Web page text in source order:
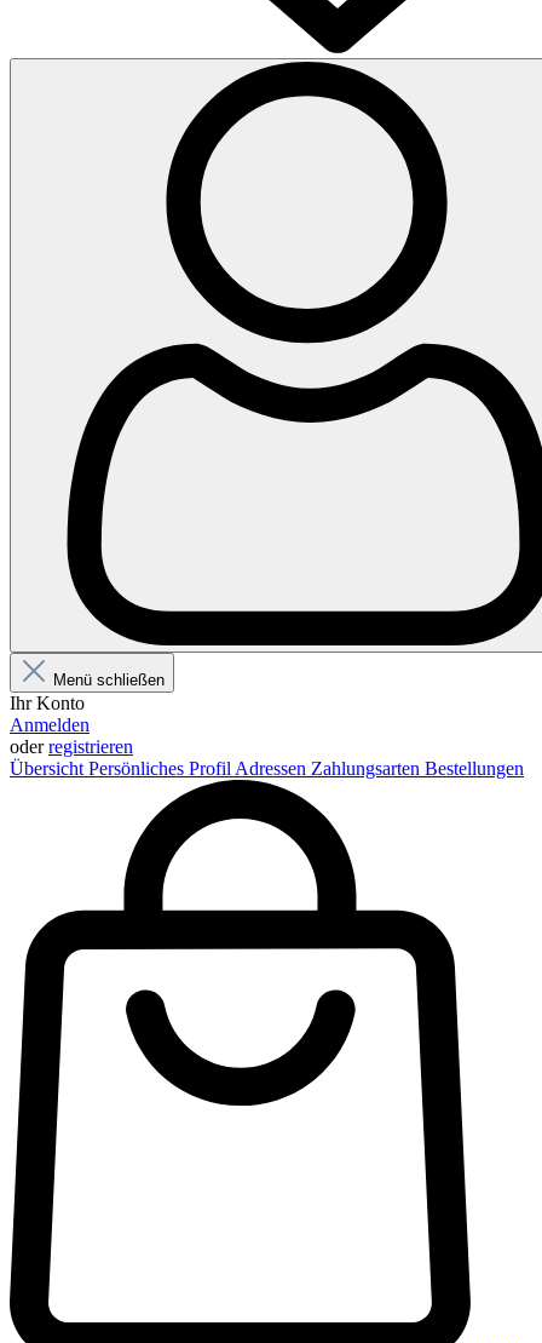
Menü schließen
Ihr Konto
Anmelden
oderregistrieren
Übersicht Persönliches Profil Adressen Zahlungsarten Bestellungen